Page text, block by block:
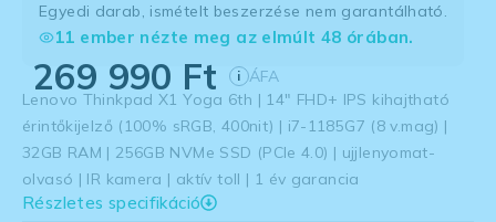
Egyedi darab, ismételt beszerzése nem garantálható.
11 ember nézte meg az elmúlt 48 órában.
269 990 Ft i ÁFA
Lenovo Thinkpad X1 Yoga 6th | 14″ FHD+ IPS kihajtható
érintőkijelző (100% sRGB, 400nit) | i7-1185G7 (8 v.mag) |
32GB RAM | 256GB NVMe SSD (PCIe 4.0) | ujjlenyomat-
olvasó | IR kamera | aktív toll | 1 év garancia
Részletes specifikáció